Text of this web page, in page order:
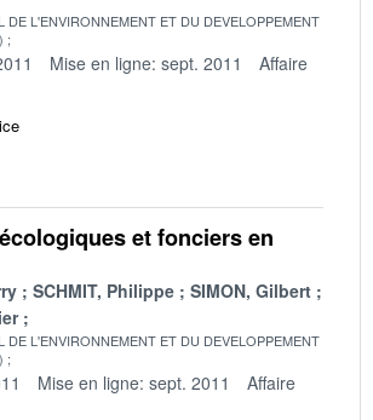
DE L'ENVIRONNEMENT ET DU DEVELOPPEMENT
Mise en ligne: sept. 2011
Affaire
et fonciers en
SCHMIT, Philippe
SIMON, Gilbert
DE L'ENVIRONNEMENT ET DU DEVELOPPEMENT
Mise en ligne: sept. 2011
Affaire